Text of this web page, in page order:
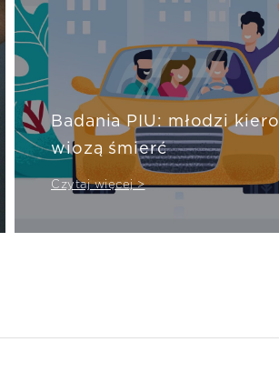
Badania PIU: młodzi
wiozą śmierć
Czytaj więcej >